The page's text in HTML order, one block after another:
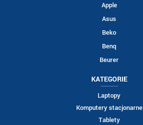
Apple
Asus
Beko
Benq
Beurer
KATEGORIE
Laptopy
Komputery stacjonarne
Tablety